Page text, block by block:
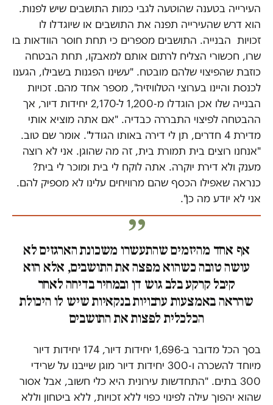
העירייה בטענה שהוטעה לגבי כמות התושבים שיש לפנות.
הוא דרש שהעירייה תפנה את התושבים או שיוגדלו לו
זכויות הבנייה. התושבים מספרים כי תחת חוסר הוודאות בו
שרו, חכשורי הצליח לרתום אותם למאבקו, תחת הבטחה
כוזבת שהפיצוי שלהם מובטח. "עשינו הפגנות בשבילו, הגענו
לכנסת והיינו בערוצי הטלוויזיה", מספר אחד מהם. זכויות
הבנייה שלו אכן הוגדלו מ-1,200 ל-2,170 יחידות דיור, אך
ההבטחה לפיצוי התבררה כבדיה. "אם אתה מוציא אותי
מדירת 4 חדרים, תן לי דירה באותו הגודל". אומר שם טוב.
"אנחנו רוצים בית תמורת בית, זה מה שהוגן. אני לא רוצה
מענק ולא דירת יוקרה. אתה לוקח לי בית ומוכר לי בית?
כנראה שאפילו הכסף שהם מרוויחים עלינו לא מספיק להם.
אני לא יודע מה כן".
אף אחד מהיזמים שהתעשרו משכונת הארגזים לא
עושה טובה כשהוא מפצה את התושבים, אלא הוא
קיבל קרקע בלב גוש דן ובמחיר בדיחה לאחר
שהראה באמצעות ערבויות בנקאיות שיש לו היכולת
הכלכלית לפצות את התושבים
בסך הכל מדובר ב-1,696 יחידות דיור, 174 יחידות דיור
מיוחד להשכרה ו-300 יחידות דיור מוגן שייבנו על שרידי
300 בתים. "התחדשות עירונית היא כלי חשוב, אבל אסור
שהוא יהפוך עילה לפינוי כפוי ללא זכויות, ללא ביטחון וללא